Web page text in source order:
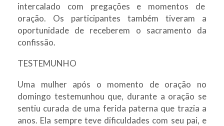
intercalado com pregações e momentos de
oração. Os participantes também tiveram a
oportunidade de receberem o sacramento da
confissão.
TESTEMUNHO
Uma mulher após o momento de oração no
domingo testemunhou que, durante a oração se
sentiu curada de uma ferida paterna que trazia a
anos. Ela sempre teve dificuldades com seu pai, e